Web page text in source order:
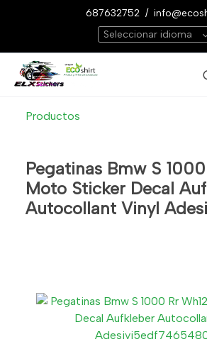
687632752 /
Seleccionar idioma
Productos
Pegatinas Bmw S
Moto Sticker Decal
Autocollant Vinyl